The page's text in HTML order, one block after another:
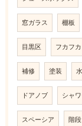
窓ガラス 棚板
目黒区 フカフカ
補修 塗装
ドアノブ シャ
スペーシア 階段